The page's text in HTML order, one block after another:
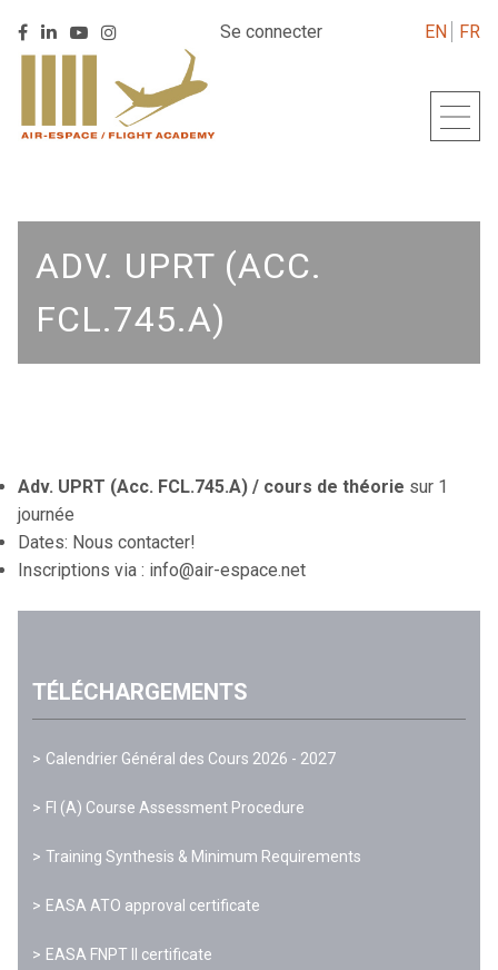
Retour
Retrouver
Air
Facebook
Retrouver
Air
Linkedin
Retrouver
Air
Espace
Youtube
Retrouver
Espace
sur
Instagram
Se connecter EN FR
ADV. UPRT (ACC.
FCL.745.A)
Adv. UPRT (Acc. FCL.745.A) / cours de théorie sur 1
journée
Dates: Nous contacter!
Inscriptions via : info@air-espace.net
TÉLÉCHARGEMENTS
Calendrier Général des Cours 2026 - 2027
FI (A) Course Assessment Procedure
Training Synthesis & Minimum Requirements
EASA ATO approval certificate
EASA FNPT II certificate